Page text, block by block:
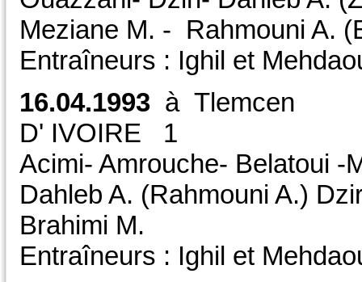
Meziane M. - Rahmouni A.
Entraîneurs : Ighil et
16.04.1993 à
D' IVOIRE 1
Acimi- Amrouche- Belatoui -
Dahleb A. (Rahmouni A.)
Brahimi M.
Entraîneurs : Ighil et